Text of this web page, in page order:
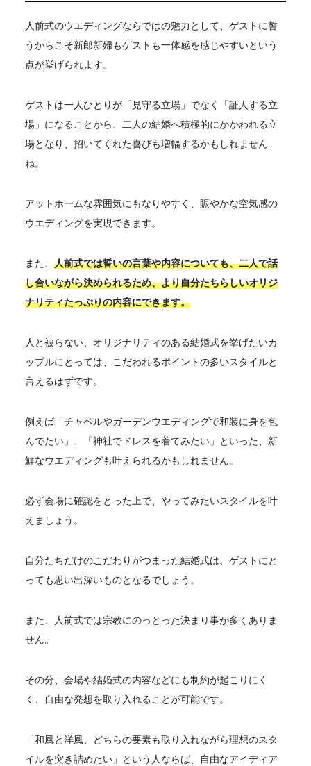
人前式のウエディングならではの魅力として、ゲストに誓
うからこそ新郎新婦もゲストも一体感を感じやすいという
点が挙げられます。
ゲストは一人ひとりが「見守る立場」でなく「証人する立
場」になることから、二人の結婚へ積極的にかかわれる立
場となり、招いてくれた喜びも増幅するかもしれません
ね。
アットホームな雰囲気にもなりやすく、賑やかな空気感の
ウエディングを実現できます。
また、 人前式では誓いの言葉や内容についても、二人で話
し合いながら決められるため、より自分たちらしいオリジ
ナリティたっぷりの内容にできます。
人と被らない、オリジナリティのある結婚式を挙げたいカ
ップルにとっては、こだわれるポイントの多いスタイルと
言えるはずです。
例えば「チャペルやガーデンウエディングで和装に身を包
んでたい」、「神社でドレスを着てみたい」といった、新
鮮なウエディングも叶えられるかもしれません。
必ず会場に確認をとった上で、やってみたいスタイルを叶
えましょう。
自分たちだけのこだわりがつまった結婚式は、ゲストにと
っても思い出深いものとなるでしょう。
また、人前式では宗教にのっとった決まり事が多くありま
せん。
その分、会場や結婚式の内容などにも制約が起こりにく
く、自由な発想を取り入れることが可能です。
「和風と洋風、どちらの要素も取り入れながら理想のスタ
イルを突き詰めたい」という人ならば、自由なアイディア